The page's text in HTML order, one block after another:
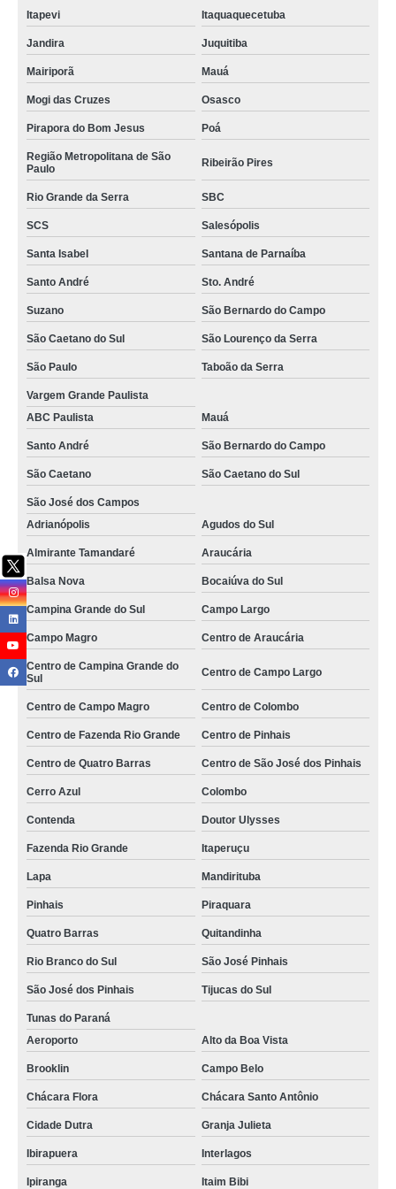
inspeção final qualidade Tijucas do Sul
preço de inspeção da qualidade Munhoz
inspeção da qualidade Botelhos
cotação de inspeção de qualidade do produto Embu das Artes
cotação de inspeção de qualidade do produto Araucária
preço de inspeção e técnico de qualidade Santana de Parnaíba
preço de inspeção e técnico de qualidade Curitiba
cotação de inspeção qualidade Mairinque
inspeção e controle de qualidade valores Ponta Grossa
onde tem empresa de inspeção de qualidade limão
inspeção e assistência de qualidade valores Itaperuçu
inspeção final qualidade valores São Lourenço da Serra
preço de inspeção final qualidade Vinhedo
inspeção e follow up de qualidade valores São José dos Campos
contato de empresa de inspeção de qualidade Zona Leste
inspeção final qualidade valores Alto da Boa Vista
inspeção de qualidade do produto Mandirituba
preço de inspeção final qualidade Doutor Ulysses
inspeções finais qualidade Lins
empresa de inspeção de qualidade telefone Taubaté
inspeções e técnico de qualidade Guararema
contato de empresa de inspeção de qualidade Mandirituba
serviço de inspeções de qualidade Promissão
cotação de inspeção final qualidade Guarulhos
cotação de inspeção da qualidade Sapopemba
cotação de inspeção da qualidade Contenda
inspeção e assistência de qualidade valores Itatiba
inspeções e técnico de qualidade Paraty
inspeção e controle de qualidade Pinhais
empresa de inspeção de qualidade Nova Resende
cotação de inspeção e técnico de qualidade São Tomé das Letras
inspeção qualidade valores Itaim Paulista
inspeções qualidade Salesópolis
Itapevi Itaquaquecetuba
Jandira Juquitiba
Mairiporã Mauá
Mogi das Cruzes Osasco
Pirapora do Bom Jesus Poá
Região Metropolitana de São
Paulo
Ribeirão Pires
Rio Grande da Serra SBC
SCS Salesópolis
Santa Isabel Santana de Parnaíba
Santo André Sto. André
Suzano São Bernardo do Campo
São Caetano do Sul São Lourenço da Serra
São Paulo Taboão da Serra
Vargem Grande Paulista
ABC Paulista
Mauá
Santo André São Bernardo do Campo
São Caetano São Caetano do Sul
São José dos Campos
Adrianópolis
Agudos do Sul
Almirante Tamandaré Araucária
Balsa Nova Bocaiúva do Sul
Campina Grande do Sul Campo Largo
Campo Magro Centro de Araucária
Centro de Campina Grande do
Sul
Centro de Campo Largo
Centro de Campo Magro Centro de Colombo
Centro de Fazenda Rio Grande Centro de Pinhais
Centro de Quatro Barras Centro de São José dos Pinhais
Cerro Azul Colombo
Contenda Doutor Ulysses
Fazenda Rio Grande Itaperuçu
Lapa Mandirituba
Pinhais Piraquara
Quatro Barras Quitandinha
Rio Branco do Sul São José Pinhais
São José dos Pinhais Tijucas do Sul
Tunas do Paraná
Aeroporto
Alto da Boa Vista
Brooklin Campo Belo
Chácara Flora Chácara Santo Antônio
Cidade Dutra Granja Julieta
Ibirapuera Interlagos
Ipiranga Itaim Bibi